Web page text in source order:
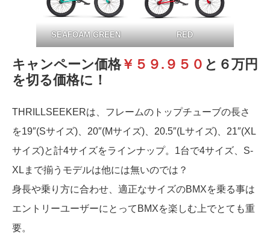
SEAFOAM GREEN RED
キャンペーン価格￥５９.９５０ と６万円
を切る価格に！
THRILLSEEKERは、フレームのトップチューブの長さ
を19″(Sサイズ)、20″(Mサイズ)、20.5″(Lサイズ)、21″(XL
サイズ)と計4サイズをラインナップ。1台で4サイズ、S-
XLまで揃うモデルは他には無いのでは？
身長や乗り方に合わせ、適正なサイズのBMXを乗る事は
エントリーユーザーにとってBMXを楽しむ上でとても重
要。